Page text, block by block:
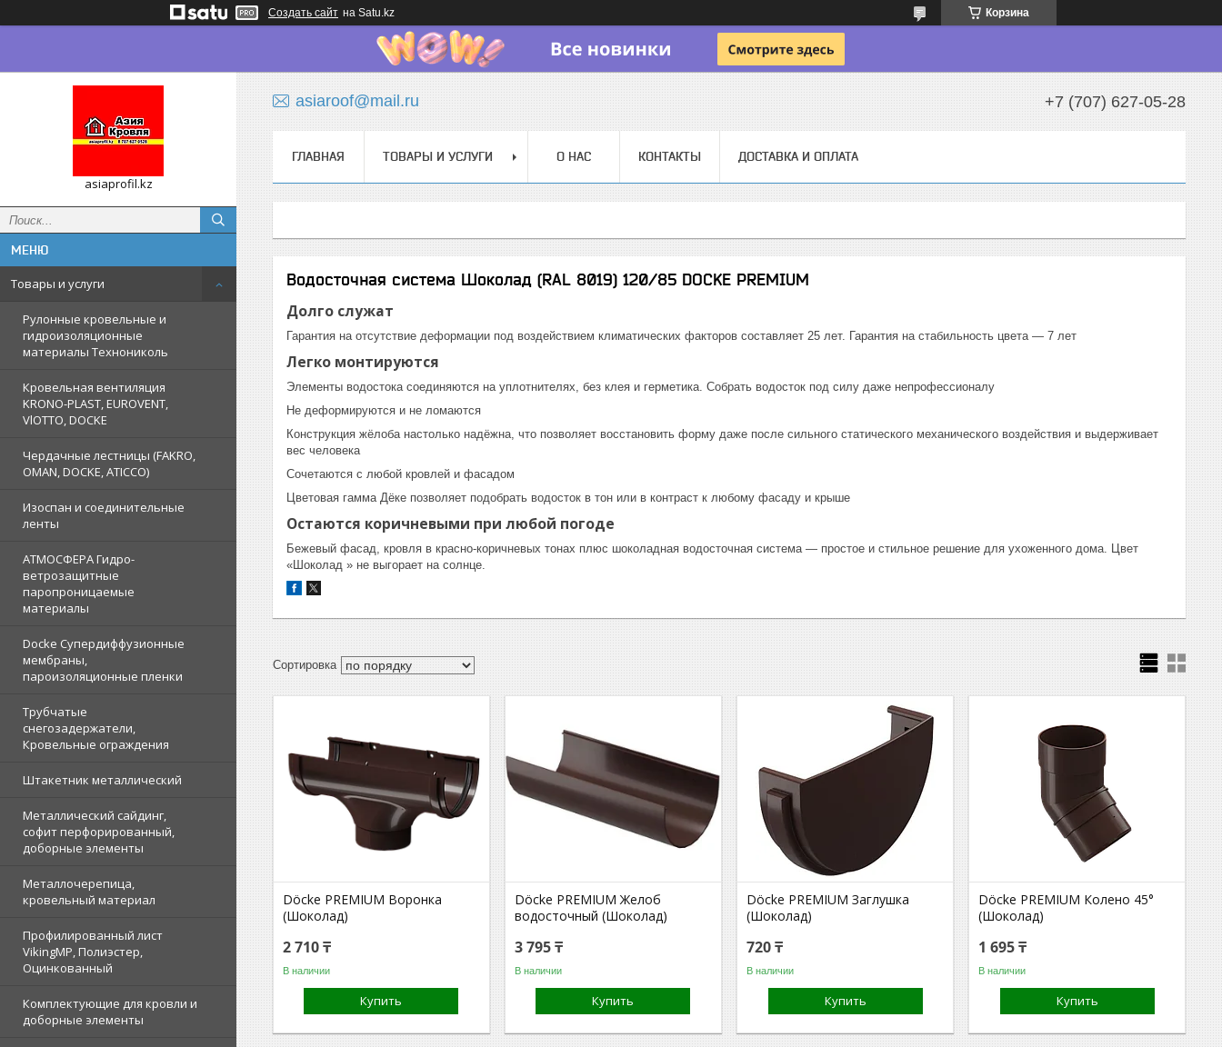
Создать сайт на Satu.kz Корзина
asiaprofil.kz
Товары и услуги
Рулонные кровельные и
гидроизоляционные
материалы Технониколь
Кровельная вентиляция
KRONO-PLAST, EUROVENT,
VlOTTO, DOCKE
Чердачные лестницы (FAKRO,
OMAN, DOCKE, ATICCO)
Изоспан и соединительные
ленты
АТМОСФЕРА Гидро-
ветрозащитные
паропроницаемые
материалы
Docke Супердиффузионные
мембраны,
пароизоляционные пленки
Трубчатые
снегозадержатели,
Кровельные ограждения
Штакетник металлический
Металлический сайдинг,
софит перфорированный,
доборные элементы
Металлочерепица,
кровельный материал
Профилированный лист
VikingMP, Полиэстер,
Оцинкованный
Комплектующие для кровли и
доборные элементы
asiaroof@mail.ru +7 (707) 627-05-28
ГЛАВНАЯ ТОВАРЫ И УСЛУГИ О НАС КОНТАКТЫ ДОСТАВКА И ОПЛАТА
Водосточная система Шоколад (RAL 8019) 120/85 DOCKE PREMIUM
Долго служат
Гарантия на отсутствие деформации под воздействием климатических факторов составляет 25 лет. Гарантия на стабильность цвета — 7 лет
Легко монтируются
Элементы водостока соединяются на уплотнителях, без клея и герметика. Собрать водосток под силу даже непрофессионалу
Не деформируются и не ломаются
Конструкция жёлоба настолько надёжна, что позволяет восстановить форму даже после сильного статического механического воздействия и выдерживает
вес человека
Сочетаются с любой кровлей и фасадом
Цветовая гамма Дёке позволяет подобрать водосток в тон или в контраст к любому фасаду и крыше
Остаются коричневыми при любой погоде
Бежевый фасад, кровля в красно-коричневых тонах плюс шоколадная водосточная система — простое и стильное решение для ухоженного дома. Цвет
«Шоколад » не выгорает на солнце.
Döcke PREMIUM Воронка
(Шоколад)
2 710 ₸
В наличии
Купить
Döcke PREMIUM Желоб
водосточный (Шоколад)
3 795 ₸
В наличии
Купить
Döcke PREMIUM Заглушка
(Шоколад)
720 ₸
В наличии
Купить
Döcke PREMIUM Колено 45°
(Шоколад)
1 695 ₸
В наличии
Купить